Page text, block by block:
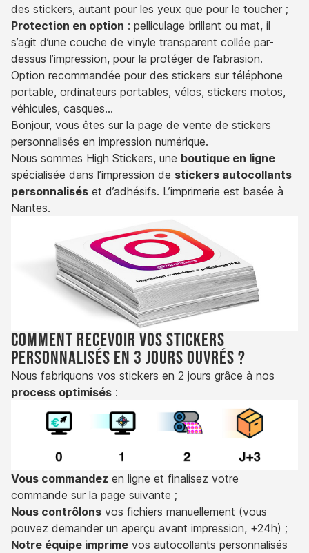
des stickers, autant pour les yeux que pour le toucher ;
Protection en option : pelliculage brillant ou mat, il
s’agit d’une couche de vinyle transparent collée par-
dessus l’impression, pour la protéger de l’abrasion.
Option recommandée pour des stickers sur téléphone
portable, ordinateurs portables, vélos, stickers motos,
véhicules, casques…
Bonjour, vous êtes sur la page de vente de stickers
personnalisés en impression numérique.
Nous sommes High Stickers, une boutique en ligne
spécialisée dans l’impression de stickers autocollants
personnalisés et d’adhésifs. L’imprimerie est basée à
Nantes.
Comment recevoir vos stickers
personnalisés en 3 jours ouvrés ?
Nous fabriquons vos stickers en 2 jours grâce à nos
process optimisés :
Vous commandez en ligne et finalisez votre
commande sur la page suivante ;
Nous contrôlons vos fichiers manuellement (vous
pouvez demander un aperçu avant impression, +24h) ;
Notre équipe imprime vos autocollants personnalisés